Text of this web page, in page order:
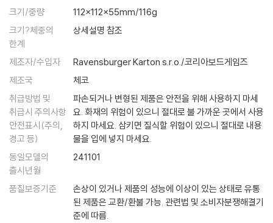
크기/중량
112x112x55mm/116g
크기?체중의
한계
상세설명 참조
제조자/수입자
Ravensburger Karton s.r.o./코리아보드게임즈
제조국
체코
취급방법 및
취급시 주의사항
안전표시(주의,
경고 등)
파손되거나 변형된 제품은 안전을 위해 사용하지 마세
요. 화재의 위험이 있으니 절대로 불 가까운 곳에서 사용
하지 마세요. 삼키면 질식할 위험이 있으니 절대로 내용
물을 입에 넣지 마세요.
동일모델의
출시년월
241101
품질보증기준
손상이 있거나 제품의 성능에 이상이 있는 상태로 유통
된 제품은 교환/환불 가능. 관련법 및 소비자분쟁해결기
준에 따름.